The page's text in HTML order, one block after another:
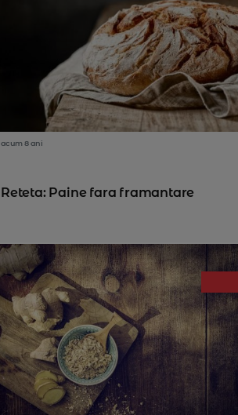
acum 8 ani
Reteta: Paine fara framantare